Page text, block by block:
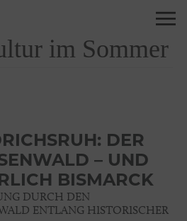
im Sommer
DER
– UND
BISMARCK
DURCH DEN
ENTLANG HISTORISCHER